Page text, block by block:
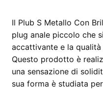
Il Plub S Metallo Con
plug anale piccolo che
accattivante e la
Questo prodotto è
una sensazione di
sua forma è studiata